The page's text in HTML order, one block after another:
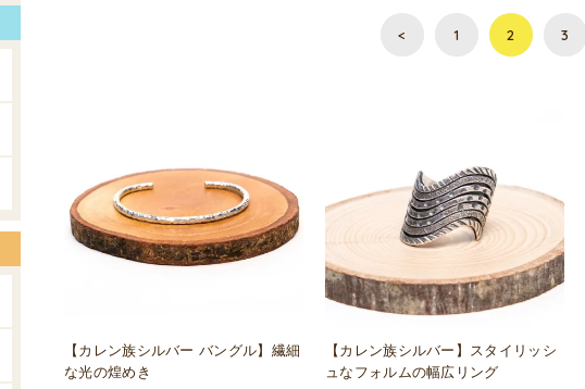
< 1 2 3
【カレン族シルバー バングル】繊細
な光の煌めき
【カレン族シルバー】スタイリッシ
ュなフォルムの幅広リング